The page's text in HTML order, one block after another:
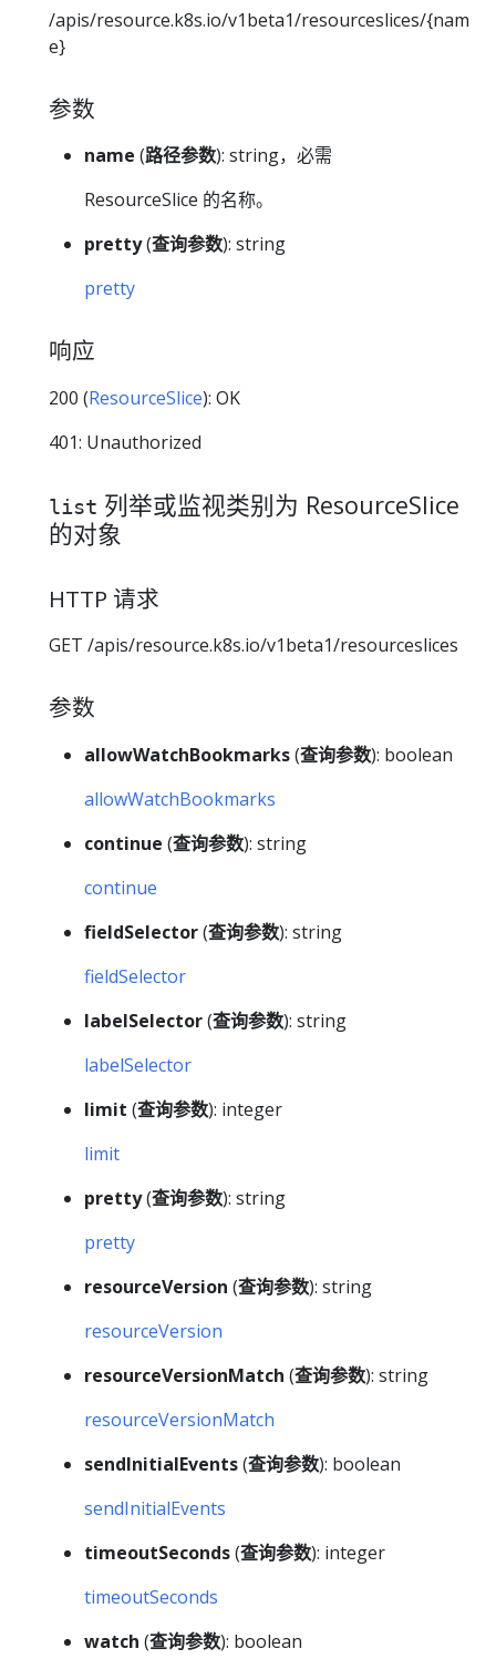
/apis/resource.k8s.io/v1beta1/resourceslices/{nam
e}
参数
name (路径参数): string，必需
ResourceSlice 的名称。
pretty(查询参数): string
pretty
响应
200 (ResourceSlice): OK
401: Unauthorized
list 列举或监视类别为 ResourceSlice
的对象
HTTP 请求
GET /apis/resource.k8s.io/v1beta1/resourceslices
参数
allowWatchBookmarks(查询参数): boolean
allowWatchBookmarks
continue (查询参数): string
continue
fieldSelector(查询参数): string
fieldSelector
labelSelector(查询参数): string
labelSelector
limit (查询参数): integer
limit
pretty(查询参数): string
pretty
resourceVersion (查询参数): string
resourceVersion
resourceVersionMatch (查询参数): string
resourceVersionMatch
sendInitialEvents(查询参数): boolean
sendInitialEvents
timeoutSeconds(查询参数): integer
timeoutSeconds
watch (查询参数): boolean